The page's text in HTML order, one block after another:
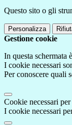
Questo sito o gli
Personalizza
Gestione cookie
In questa schermata
I cookie necessari
Per conoscere quali
Cookie necessari
I cookie necessari